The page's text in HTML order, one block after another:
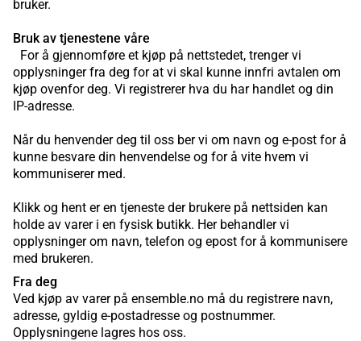
bruker.
Bruk av tjenestene våre
For å gjennomføre et kjøp på nettstedet, trenger vi
opplysninger fra deg for at vi skal kunne innfri avtalen om
kjøp ovenfor deg. Vi registrerer hva du har handlet og din
IP-adresse.
Når du henvender deg til oss ber vi om navn og e-post for å
kunne besvare din henvendelse og for å vite hvem vi
kommuniserer med.
Klikk og hent er en tjeneste der brukere på nettsiden kan
holde av varer i en fysisk butikk. Her behandler vi
opplysninger om navn, telefon og epost for å kommunisere
med brukeren.
Fra deg
Ved kjøp av varer på ensemble.no må du registrere navn,
adresse, gyldig e-postadresse og postnummer.
Opplysningene lagres hos oss.